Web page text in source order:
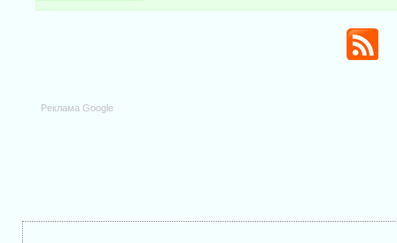
Реклама Google